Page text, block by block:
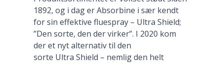
1892, og i dag er Absorbine i sær kendt
for sin effektive fluespray – Ultra Shield;
”Den sorte, den der virker”. I 2020 kom
der et nyt alternativ til den
sorte Ultra Shield – nemlig den helt